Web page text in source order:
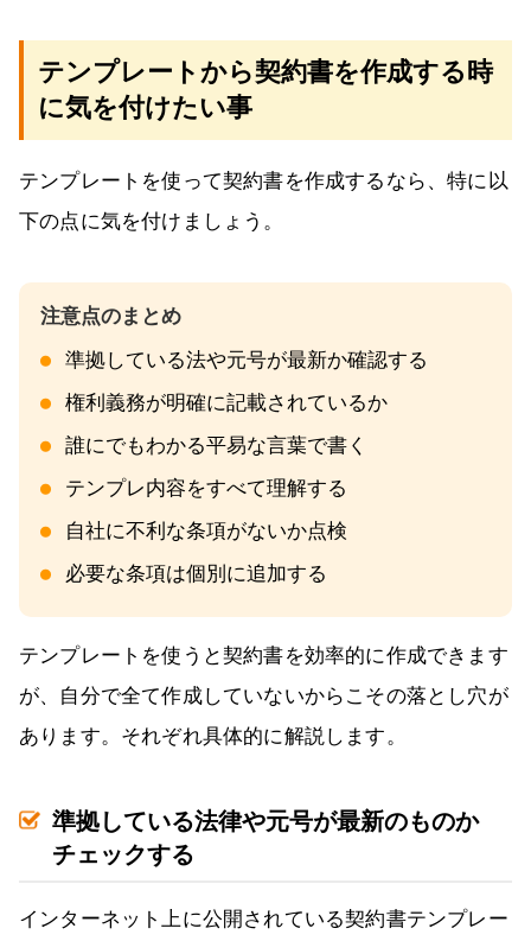
テンプレートから契約書を作成する時
に気を付けたい事
テンプレートを使って契約書を作成するなら、特に以
下の点に気を付けましょう。
準拠している法や元号が最新か確認する
権利義務が明確に記載されているか
誰にでもわかる平易な言葉で書く
テンプレ内容をすべて理解する
自社に不利な条項がないか点検
必要な条項は個別に追加する
テンプレートを使うと契約書を効率的に作成できます
が、自分で全て作成していないからこその落とし穴が
あります。それぞれ具体的に解説します。
準拠している法律や元号が最新のものか
チェックする
インターネット上に公開されている契約書テンプレー